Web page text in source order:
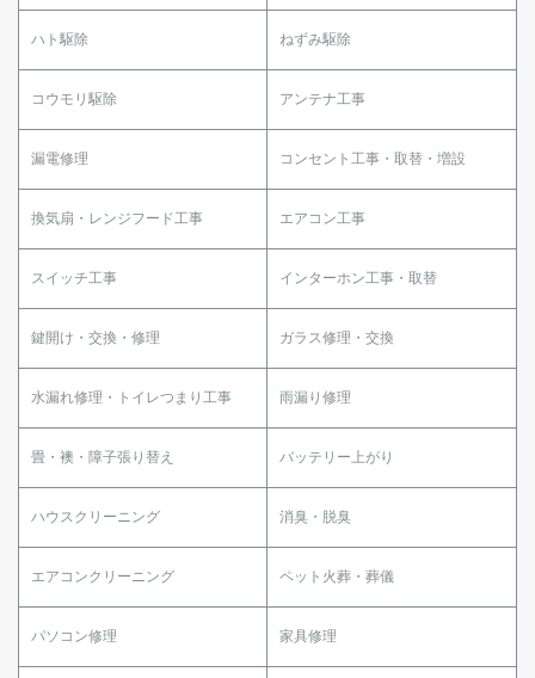
ハト駆除 ねずみ駆除
コウモリ駆除 アンテナ工事
漏電修理 コンセント工事・取替・増設
換気扇・レンジフード工事 エアコン工事
スイッチ工事 インターホン工事・取替
鍵開け・交換・修理 ガラス修理・交換
水漏れ修理・トイレつまり工事 雨漏り修理
畳・襖・障子張り替え バッテリー上がり
ハウスクリーニング 消臭・脱臭
エアコンクリーニング ペット火葬・葬儀
パソコン修理 家具修理